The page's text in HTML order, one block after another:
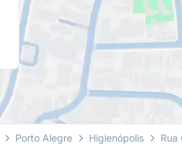
Porto Alegre Higienópolis Rua